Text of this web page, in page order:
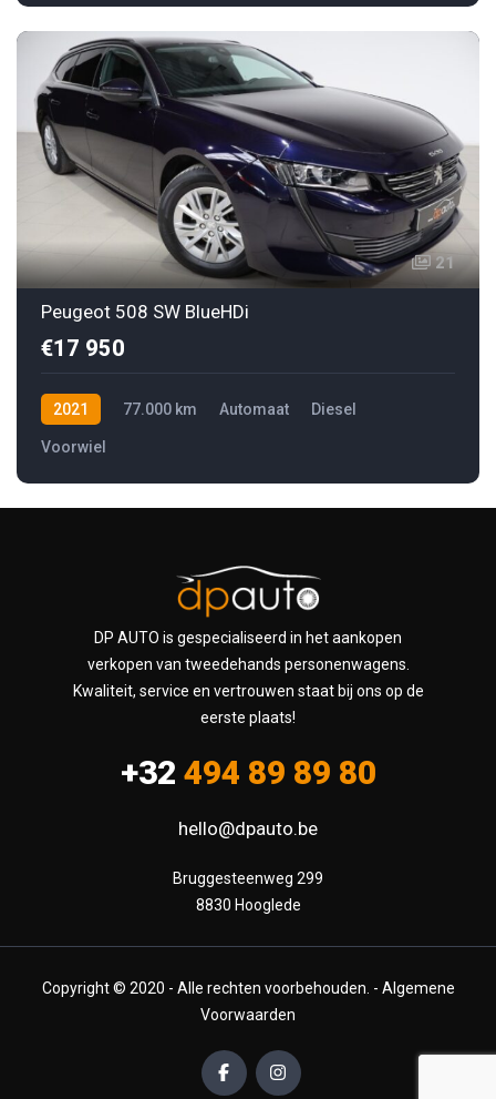
21
Peugeot 508 SW BlueHDi
€17 950
2021 77.000 km Automaat Diesel
Voorwiel
DP AUTO is gespecialiseerd in het aankopen
verkopen van tweedehands personenwagens.
Kwaliteit, service en vertrouwen staat bij ons op de
eerste plaats!
+32 494 89 89 80
hello@dpauto.be
Bruggesteenweg 299
8830 Hooglede
Copyright © 2020 - Alle rechten voorbehouden. - Algemene
Voorwaarden